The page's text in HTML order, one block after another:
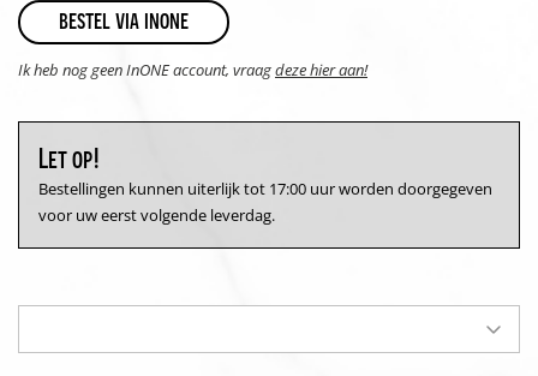
bestel via inone
Ik heb nog geen InONE account, vraagdeze hier aan!
Let op!
Bestellingen kunnen uiterlijk tot 17:00 uur worden doorgegeven
voor uw eerst volgende leverdag.